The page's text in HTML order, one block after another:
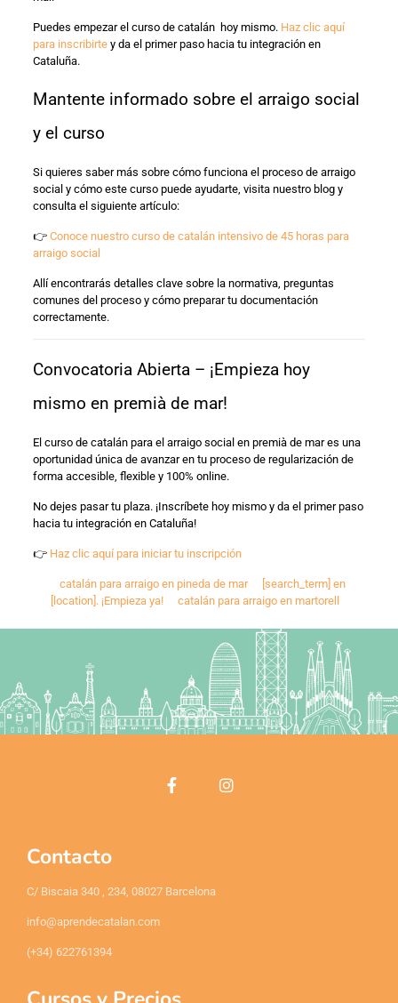
Puedes empezar el curso de catalán hoy mismo. Haz clic aquí
para inscribirtey da el primer paso hacia tu integración en
Cataluña.
Mantente informado sobre el arraigo social
y el curso
Si quieres saber más sobre cómo funciona el proceso de arraigo
social y cómo este curso puede ayudarte, visita nuestro blog y
consulta el siguiente artículo:
👉 Conoce nuestro curso de catalán intensivo de 45 horas para
arraigo social
Allí encontrarás detalles clave sobre la normativa, preguntas
comunes del proceso y cómo preparar tu documentación
correctamente.
Convocatoria Abierta – ¡Empieza hoy
mismo en premià de mar!
El curso de catalán para el arraigo social en premià de mar es una
oportunidad única de avanzar en tu proceso de regularización de
forma accesible, flexible y 100% online.
No dejes pasar tu plaza. ¡Inscríbete hoy mismo y da el primer paso
hacia tu integración en Cataluña!
👉 Haz clic aquí para iniciar tu inscripción
catalán para arraigo en pineda de mar
[search_term] en
[location]. ¡Empieza ya!
catalán para arraigo en martorell
Contacto
C/ Biscaia 340 , 234, 08027 Barcelona
info@aprendecatalan.com
(+34) 622761394